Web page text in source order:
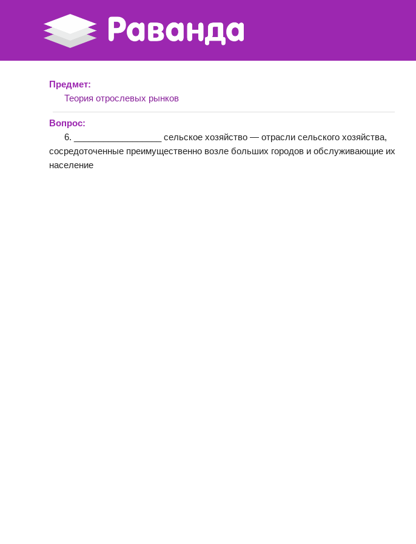
Предмет:
Теория отрослевых рынков
Вопрос:
6. __________________ сельское хозяйство — отрасли сельского хозяйства,
сосредоточенные преимущественно возле больших городов и обслуживающие их
население